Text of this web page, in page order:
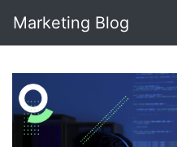
Marketing Blog